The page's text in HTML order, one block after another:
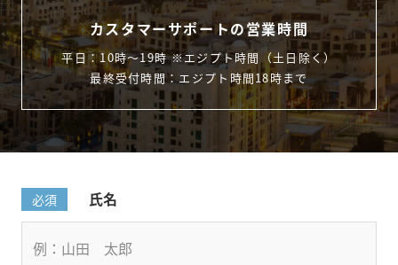
カスタマーサポートの営業時間
平日：10時〜19時 ※エジプト時間（土日除く）
最終受付時間：エジプト時間18時まで
必須 氏名